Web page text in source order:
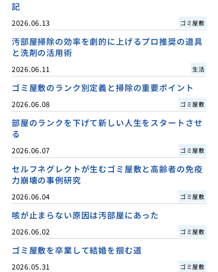
記
2026.06.13 ゴミ屋敷
汚部屋掃除の効率を劇的に上げるプロ推奨の道具
と洗剤の活用術
2026.06.11 生活
ゴミ屋敷のランク別定義と掃除の重要ポイント
2026.06.08 ゴミ屋敷
部屋のランクを下げて新しい人生をスタートさせ
る
2026.06.07 ゴミ屋敷
セルフネグレクトが生むゴミ屋敷と高齢者の免疫
力崩壊の事例研究
2026.06.04 ゴミ屋敷
咳が止まらない原因は汚部屋にあった
2026.06.02 ゴミ屋敷
ゴミ屋敷を卒業して結婚を掴む道
2026.05.31 ゴミ屋敷